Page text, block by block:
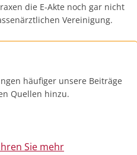
die E-Akte noch gar nicht
Vereinigung.
häufiger unsere Beiträge
Quellen hinzu.
Sie mehr